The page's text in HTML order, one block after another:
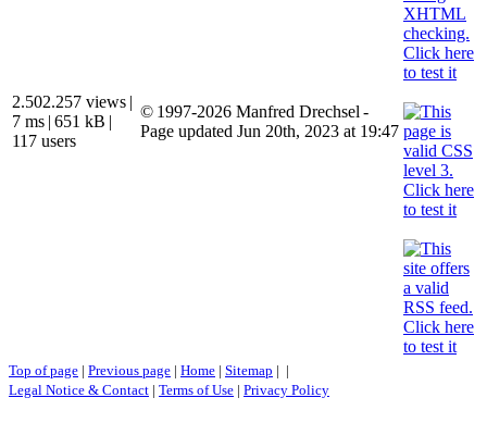
2.502.257 views |
7 ms | 651 kB |
117 users
© 1997-2026 Manfred Drechsel -
Page updated Jun 20th, 2023 at 19:47
Top of page | Previous page | Home | Sitemap | |
Legal Notice & Contact | Terms of Use | Privacy Policy